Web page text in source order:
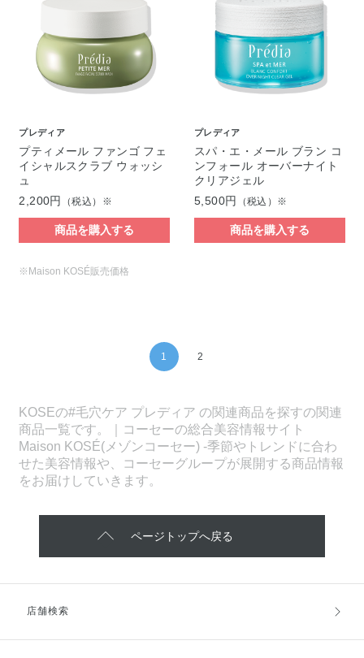
プレディア
プティメール ファンゴ フェ
イシャルスクラブ ウォッシ
ュ
2,200円
（税込）※
商品を購入する
プレディア
スパ・エ・メール ブラン コ
ンフォール オーバーナイト
クリアジェル
5,500円
（税込）※
商品を購入する
※Maison KOSÉ販売価格
1 2
KOSEの#毛穴ケア プレディア の関連商品を探すの関連
商品一覧です。｜コーセーの総合美容情報サイト
Maison KOSÉ(メゾンコーセー) -季節やトレンドに合わ
せた美容情報や、コーセーグループが展開する商品情報
をお届けしていきます。
ページトップへ戻る
店舗検索